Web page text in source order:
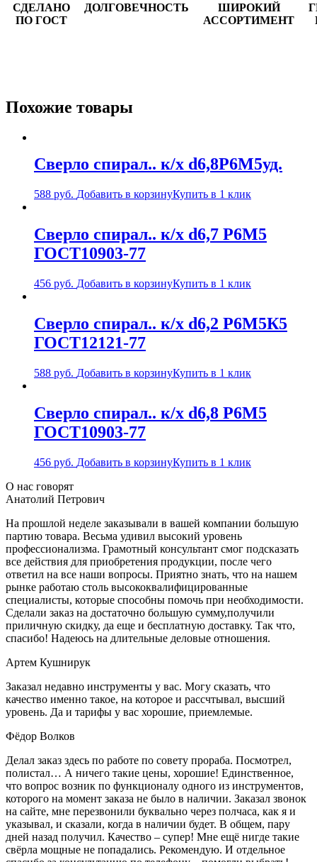
СДЕЛАНО
ПО ГОСТ
ДОЛГОВЕЧНОСТЬ
ШИРОКИЙ
АССОРТИМЕНТ
Похожие товары
Сверло спирал.. к/х d6,8Р6М5уд.
588 руб. Добавить в корзинуКупить в 1 клик
Сверло спирал.. к/х d6,7 Р6М5
ГОСТ10903-77
456 руб. Добавить в корзинуКупить в 1 клик
Сверло спирал.. к/х d6,2 Р6М5К5
ГОСТ12121-77
588 руб. Добавить в корзинуКупить в 1 клик
Сверло спирал.. к/х d6,8 Р6М5
ГОСТ10903-77
456 руб. Добавить в корзинуКупить в 1 клик
О нас говорят
Анатолий Петрович
На прошлой неделе заказывали в вашей компании большую
партию товара. Весьма удивил высокий уровень
профессионализма. Грамотный консультант смог подсказать
все действия для приобретения продукции, после чего
ответил на все наши вопросы. Приятно знать, что на нашем
рынке работаю столь высококвалифицированные
специалисты, которые способны помочь при необходимости.
Сделали заказ на достаточно большую сумму,получили
приличную скидку, да еще и бесплатную доставку. Так что,
спасибо! Надеюсь на длительные деловые отношения.
Артем Кушнирук
Заказал недавно инструменты у вас. Могу сказать, что
качество именно такое, на которое и рассчтывал, высший
уровень. Да и тарифы у вас хорошие, приемлемые.
Фёдор Волков
Делал заказ здесь по работе по совету прораба. Посмотрел,
полистал… А ничего такие цены, хорошие! Единственное,
что вопрос возник по функционалу одного из инструментов,
которого на момент заказа не было в наличии. Заказал звонок
на сайте, мне перезвонили буквально через полчаса, как я и
указывал, и сказали, когда в наличии будет. В общем, пару
дней назад получил. Качество – супер! Мне ещё нигде такие
свёрла мощные не попадались. Рекомендую. И отдельное